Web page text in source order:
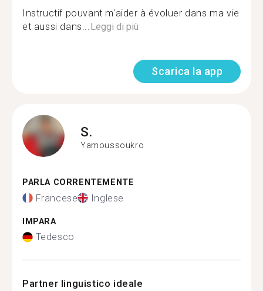
Instructif pouvant m'aider à évoluer dans ma vie
et aussi dans...Leggi di più
Scarica la app
S.
Yamoussoukro
PARLA CORRENTEMENTE
Francese Inglese
IMPARA
Tedesco
Partner linguistico ideale